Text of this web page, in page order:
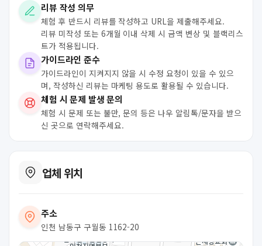
리뷰 작성 의무
체험 후 반드시 리뷰를 작성하고 URL을 제출해주세요.
리뷰 미작성 또는 6개월 이내 삭제 시 금액 변상 및 블랙리스
트가 적용됩니다.
가이드라인 준수
가이드라인이 지켜지지 않을 시 수정 요청이 있을 수 있으
며, 작성하신 리뷰는 마케팅 용도로 활용될 수 있습니다.
체험 시 문제 발생 문의
체험 시 문제 또는 불만, 문의 등은 나우 알림톡/문자을 받으
신 곳으로 연락해주세요.
업체 위치
주소
인천 남동구 구월동 1162-20